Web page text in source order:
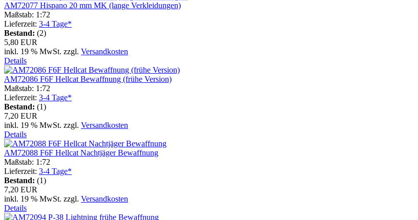
AM72077 Hispano 20 mm MK (lange Verkleidungen)
Maßstab: 1:72
Lieferzeit: 3-4 Tage*
Bestand: (2)
5,80 EUR
inkl. 19 % MwSt. zzgl. Versandkosten
Details
AM72086 F6F Hellcat Bewaffnung (frühe Version)
Maßstab: 1:72
Lieferzeit: 3-4 Tage*
Bestand: (1)
7,20 EUR
inkl. 19 % MwSt. zzgl. Versandkosten
Details
AM72088 F6F Hellcat Nachtjäger Bewaffnung
Maßstab: 1:72
Lieferzeit: 3-4 Tage*
Bestand: (1)
7,20 EUR
inkl. 19 % MwSt. zzgl. Versandkosten
Details